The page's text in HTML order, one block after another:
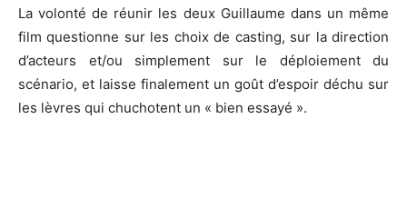
La volonté de réunir les deux Guillaume dans un même
film questionne sur les choix de casting, sur la direction
d’acteurs et/ou simplement sur le déploiement du
scénario, et laisse finalement un goût d’espoir déchu sur
les lèvres qui chuchotent un « bien essayé ».